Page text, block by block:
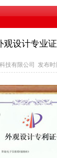
观设计专业
技有限公司 发布